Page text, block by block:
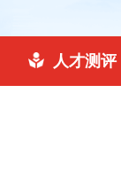
人才测评